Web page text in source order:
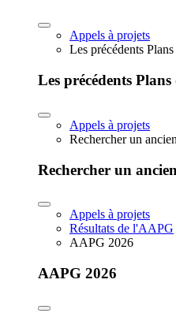
Appels à projets
Les précédents
Les précédents Plans
Appels à projets
Rechercher un
Rechercher un
Appels à projets
Résultats de l'AAPG
AAPG 2026
AAPG 2026